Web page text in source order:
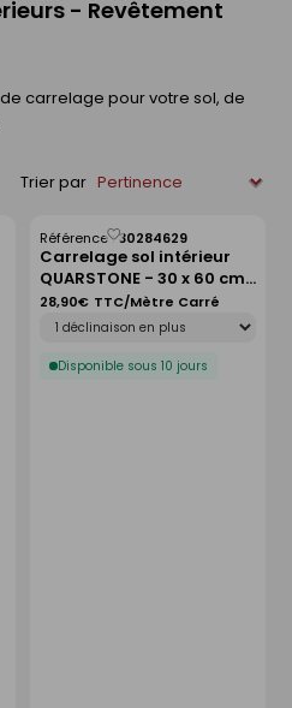
- Revêtement
carrelage pour votre sol, de
Trier par
Carrelage sol intérieur
QUARSTONE - 30 x 60 cm
ép.9 mm - beige
Référence :30284629
Disponible sous 10 jours
28,90€ TTC/Mètre Carré
Enregistrer
comme
liste